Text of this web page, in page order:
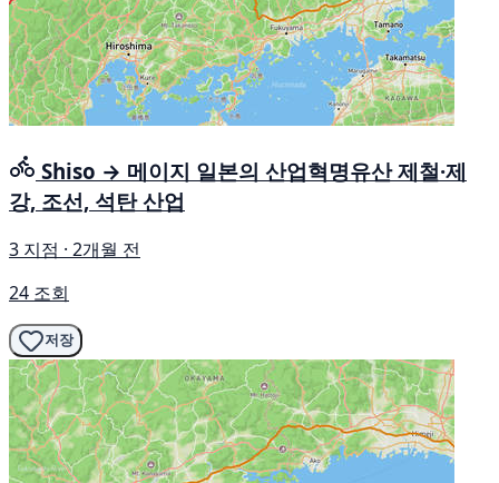
Shiso → 메이지 일본의 산업혁명유산 제철·제
강, 조선, 석탄 산업
3 지점 · 2개월 전
24 조회
저장